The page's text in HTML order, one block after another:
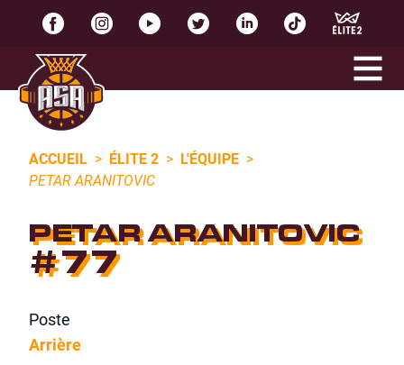
ACCUEIL > ÉLITE 2 > L'ÉQUIPE >
PETAR ARANITOVIC
PETAR ARANITOVIC
#77
Poste
Arrière